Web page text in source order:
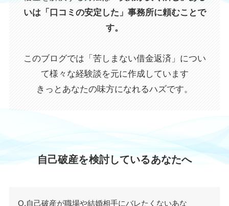
いは「口コミの安定した」事務所に頼むことで
す。
このブログでは「苦しまない借金返済」につい
て様々な経験談を元に作成しています
きっとあなたの味方になれるハズです。
自己破産を検討しているあなたへ
Q.自己破産が職場や結婚相手にバレたくないあな